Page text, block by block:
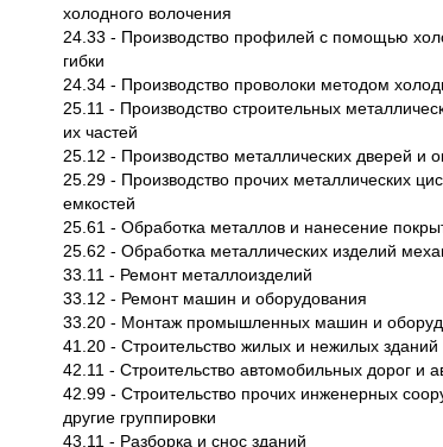
холодного волочения
24.33 - Производство профилей с помощью
гибки
24.34 - Производство проволоки методом
25.11 - Производство строительных
их частей
25.12 - Производство металлических дверей и
25.29 - Производство прочих металлических
емкостей
25.61 - Обработка металлов и нанесение
25.62 - Обработка металлических изделий
33.11 - Ремонт металлоизделий
33.12 - Ремонт машин и оборудования
33.20 - Монтаж промышленных машин и
41.20 - Строительство жилых и нежилых зданий
42.11 - Строительство автомобильных дорог и
42.99 - Строительство прочих инженерных
другие группировки
43.11 - Разборка и снос зданий